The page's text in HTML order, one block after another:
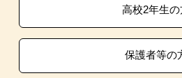
試験による特待生制度
面接のみによる特待生制度
自己推薦入学
大原学園グループ案内
採用ご担当の方
高校2年生の
保護者等の